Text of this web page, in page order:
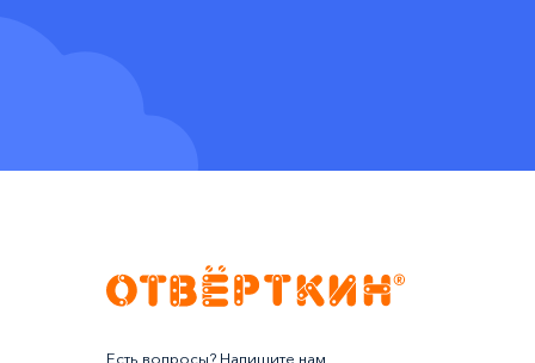
Есть вопросы? Напишите нам